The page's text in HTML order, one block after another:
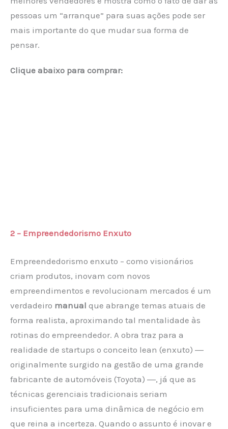
pessoas um “arranque” para suas ações pode ser
mais importante do que mudar sua forma de
pensar.
Clique abaixo para comprar:
2 – Empreendedorismo Enxuto
Empreendedorismo enxuto – como visionários
criam produtos, inovam com novos
empreendimentos e revolucionam mercados é um
verdadeiro manual que abrange temas atuais de
forma realista, aproximando tal mentalidade às
rotinas do empreendedor. A obra traz para a
realidade de startups o conceito lean (enxuto) ―
originalmente surgido na gestão de uma grande
fabricante de automóveis (Toyota) ―, já que as
técnicas gerenciais tradicionais seriam
insuficientes para uma dinâmica de negócio em
que reina a incerteza. Quando o assunto é inovar e